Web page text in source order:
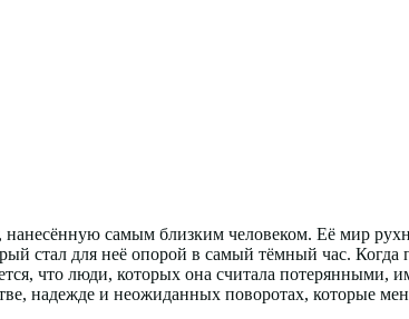
самым близким человеком. Её мир
стал для неё опорой в самый тёмный час.
что люди, которых она считала потерянными,
надежде и неожиданных поворотах, которые